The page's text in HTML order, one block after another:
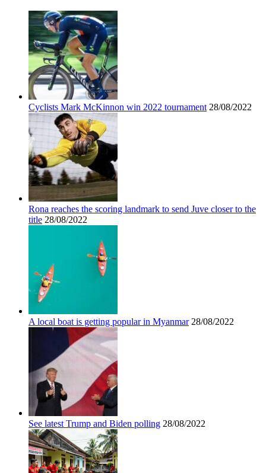
Cyclists Mark McKinnon win 2022 tournament 28/08/2022
Rona reaches the scoring landmark to send Juve closer to the
title 28/08/2022
A local boat is getting popular in Myanmar 28/08/2022
See latest Trump and Biden polling 28/08/2022